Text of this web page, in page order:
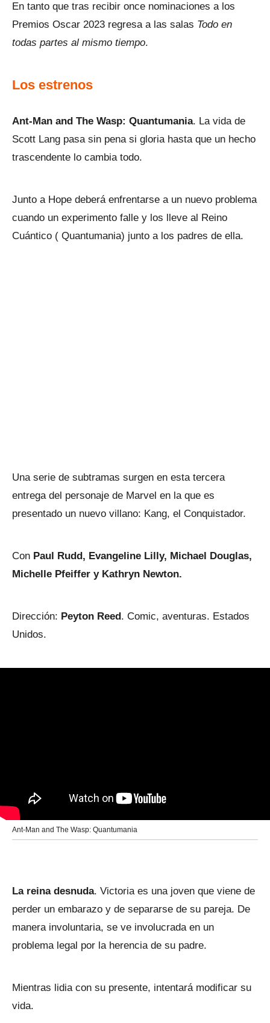
En tanto que tras recibir once nominaciones a los
Premios Oscar 2023 regresa a las salas Todo en
todas partes al mismo tiempo.
Los estrenos
Ant-Man and The Wasp: Quantumania. La vida de
Scott Lang pasa sin pena si gloria hasta que un hecho
trascendente lo cambia todo.
Junto a Hope deberá enfrentarse a un nuevo problema
cuando un experimento falle y los lleve al Reino
Cuántico ( Quantumania) junto a los padres de ella.
Una serie de subtramas surgen en esta tercera
entrega del personaje de Marvel en la que es
presentado un nuevo villano: Kang, el Conquistador.
Con Paul Rudd, Evangeline Lilly, Michael Douglas,
Michelle Pfeiffer y Kathryn Newton.
Dirección: Peyton Reed. Comic, aventuras. Estados
Unidos.
Ant-Man and The Wasp: Quantumania
La reina desnuda. Victoria es una joven que viene de
perder un embarazo y de separarse de su pareja. De
manera involuntaria, se ve involucrada en un
problema legal por la herencia de su padre.
Mientras lidia con su presente, intentará modificar su
vida.